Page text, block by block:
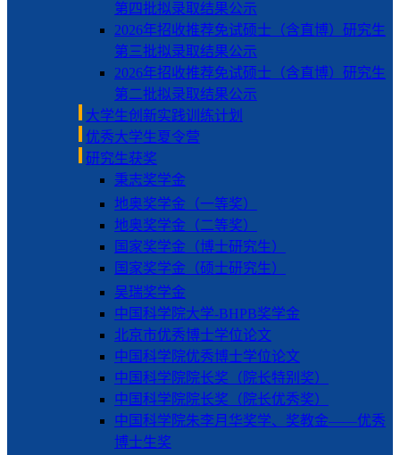
第四批拟录取结果公示
2026年招收推荐免试硕士（含直博）研究生
第三批拟录取结果公示
2026年招收推荐免试硕士（含直博）研究生
第二批拟录取结果公示
大学生创新实践训练计划
优秀大学生夏令营
研究生获奖
秉志奖学金
地奥奖学金（一等奖）
地奥奖学金（二等奖）
国家奖学金（博士研究生）
国家奖学金（硕士研究生）
吴瑞奖学金
中国科学院大学-BHPB奖学金
北京市优秀博士学位论文
中国科学院优秀博士学位论文
中国科学院院长奖（院长特别奖）
中国科学院院长奖（院长优秀奖）
中国科学院朱李月华奖学、奖教金——优秀
博士生奖